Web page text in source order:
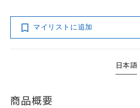
マイリストに追加
日本語
商品概要